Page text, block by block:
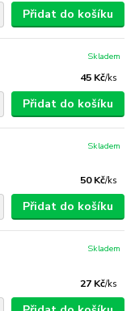
Přidat do košíku
45 Kč/ks
Skladem
Přidat do košíku
50 Kč/ks
Skladem
Přidat do košíku
27 Kč/ks
Skladem